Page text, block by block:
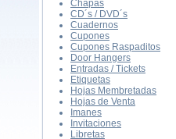
Chapas
CD´s / DVD´s
Cuadernos
Cupones
Cupones Raspaditos
Door Hangers
Entradas / Tickets
Etiquetas
Hojas Membretadas
Hojas de Venta
Imanes
Invitaciones
Libretas